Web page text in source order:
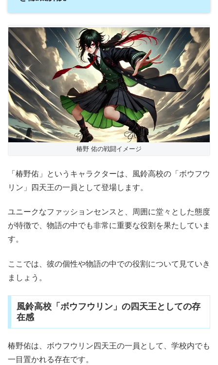
椿野 佑の戦闘イメージ
「椿野佑」というキャラクターは、風鈴高校の「ボウフウ
リン」四天王の一員として登場します。
ユニークなファッションセンスと、周囲に堂々とした態度
が特徴で、物語の中でも非常に重要な役割を果たしていま
す。
ここでは、彼の個性や物語の中での役割について見ていき
ましょう。
風鈴高校「ボウフウリン」の四天王としての存
在感
椿野佑は、ボウフウリン四天王の一員として、学校内でも
一目置かれる存在です。